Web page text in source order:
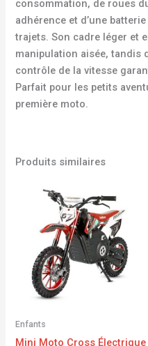
consommation, de roues
adhérence et d’une
trajets. Son cadre léger et
manipulation aisée, tandis
contrôle de la vitesse
Parfait pour les petits
première moto.
Produits similaires
Enfants
Mini Moto Cross Électrique